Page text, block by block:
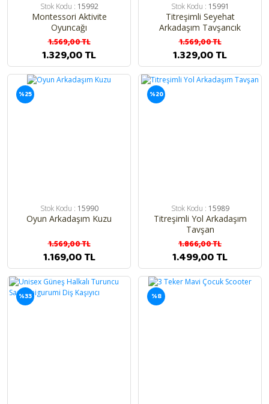
Stok Kodu : 15992
Montessori Aktivite
Oyuncağı
1.569,00 TL
1.329,00 TL
Stok Kodu : 15991
Titreşimli Seyehat
Arkadaşım Tavşancık
1.569,00 TL
1.329,00 TL
%25
Stok Kodu : 15990
Oyun Arkadaşım Kuzu
1.569,00 TL
1.169,00 TL
%20
Stok Kodu : 15989
Titreşimli Yol Arkadaşım
Tavşan
1.866,00 TL
1.499,00 TL
%33 %8